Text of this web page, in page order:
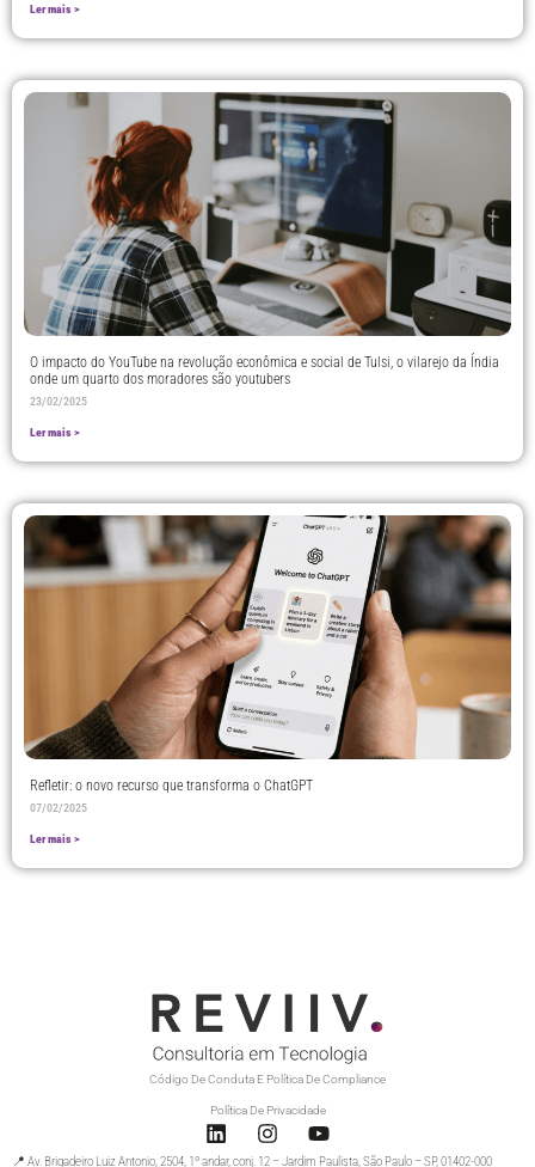
Ler mais >
O impacto do YouTube na revolução econômica e social de Tulsi, o vilarejo da Índia
onde um quarto dos moradores são youtubers
23/02/2025
Ler mais >
Refletir: o novo recurso que transforma o ChatGPT
07/02/2025
Ler mais >
Código De Conduta E Política De Compliance
Política De Privacidade
📍 Av. Brigadeiro Luiz Antonio, 2504, 1º andar, conj. 12 – Jardim Paulista, São Paulo – SP, 01402-000